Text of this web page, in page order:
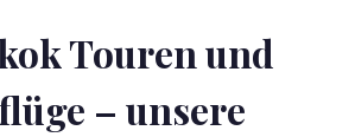
Touren und
– unsere